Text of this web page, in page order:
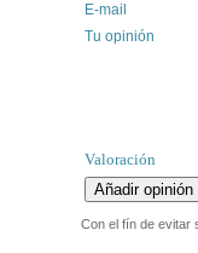
E-mail
Tu opinión
Valoración
Con el fín de evitar